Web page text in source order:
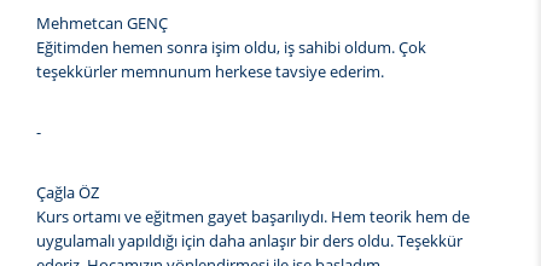
Mehmetcan GENÇ
Eğitimden hemen sonra işim oldu, iş sahibi oldum. Çok
teşekkürler memnunum herkese tavsiye ederim.
-
Çağla ÖZ
Kurs ortamı ve eğitmen gayet başarılıydı. Hem teorik hem de
uygulamalı yapıldığı için daha anlaşır bir ders oldu. Teşekkür